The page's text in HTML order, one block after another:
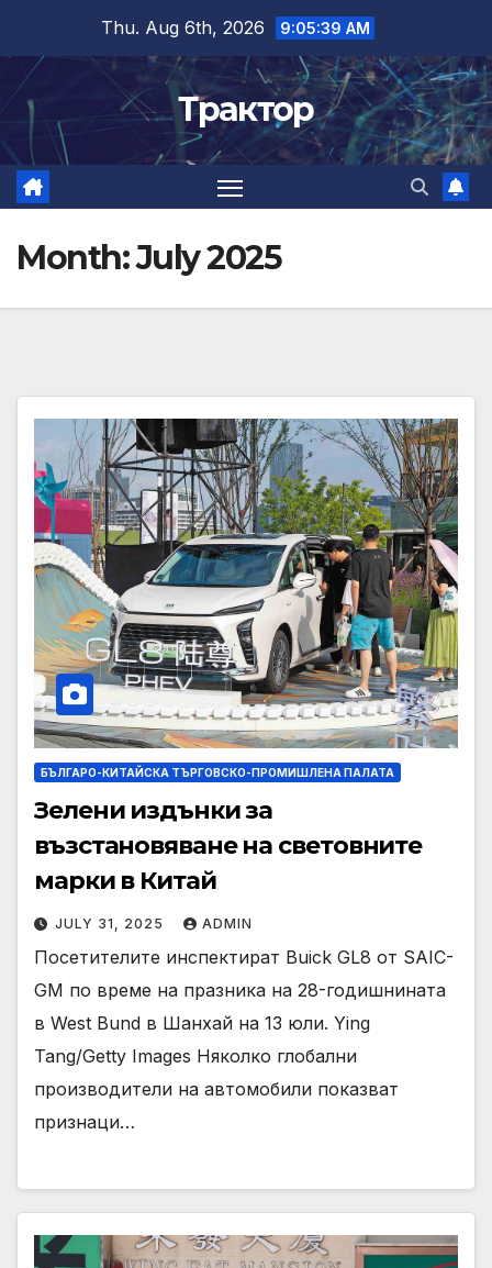
content
Thu. Aug 6th, 2026 9:05:40 AM
Трактор
Month:July 2025
БЪЛГАРО-КИТАЙСКА ТЪРГОВСКО-ПРОМИШЛЕНА ПАЛАТА
Зелени издънки за
възстановяване на световните
марки в Китай
JULY 31, 2025 ADMIN
Посетителите инспектират Buick GL8 от SAIC-
GM по време на празника на 28-годишнината
в West Bund в Шанхай на 13 юли. Ying
Tang/Getty Images Няколко глобални
производители на автомобили показват
признаци…